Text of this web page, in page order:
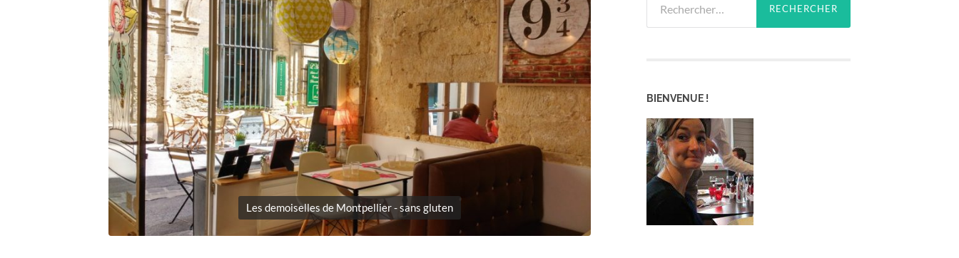
Les demoiselles de Montpellier - sans gluten
BIENVENUE !